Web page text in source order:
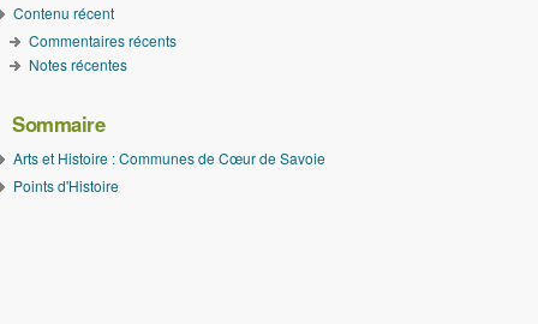
Contenu récent
Commentaires récents
Notes récentes
Sommaire
Arts et Histoire : Communes de Cœur de Savoie
Points d'Histoire